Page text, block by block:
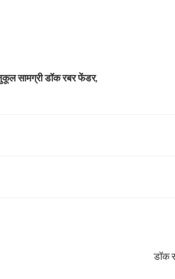
सामग्री डॉक रबर फेंडर,
डॉक